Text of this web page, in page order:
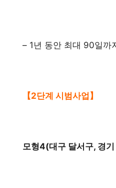
– 1년 동안 최대 90일까
【2단계 시범사업】
모형4(대구 달서구, 경